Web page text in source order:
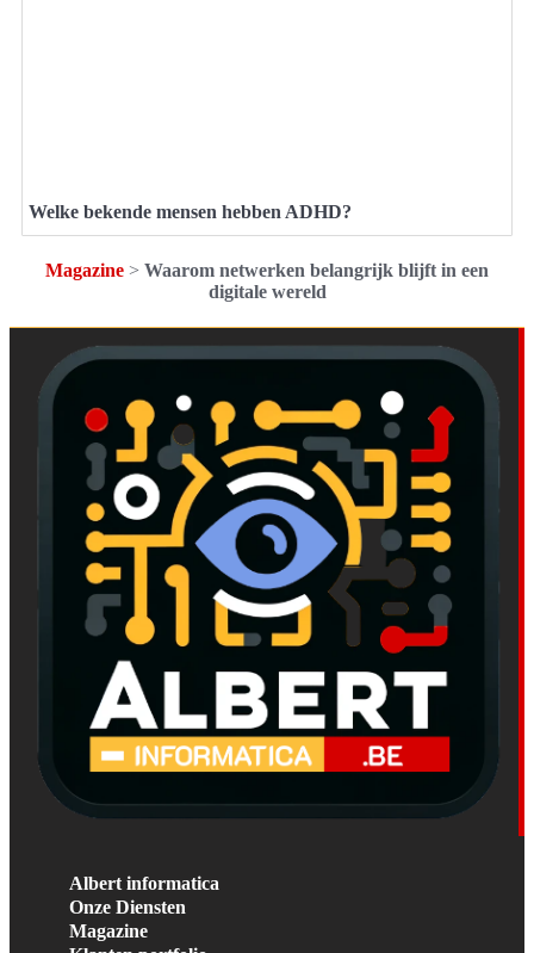
Welke bekende mensen hebben ADHD?
Magazine > Waarom netwerken belangrijk blijft in een
digitale wereld
Albert informatica
Onze Diensten
Magazine